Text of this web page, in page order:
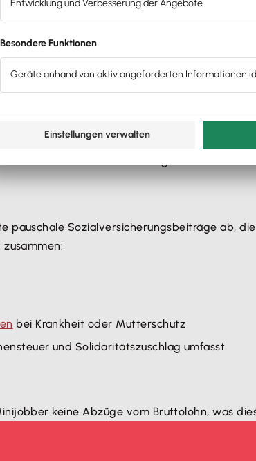
genannt, gelten besondere Regelungen
Abgaben leistet.
ohne selbst Sozialabgaben zahlen
Sozialversicherungsbeiträge ab,
bei Krankheit oder Mutterschutz
und Solidaritätszuschlag umfasst
keine Abzüge vom Bruttolohn, was